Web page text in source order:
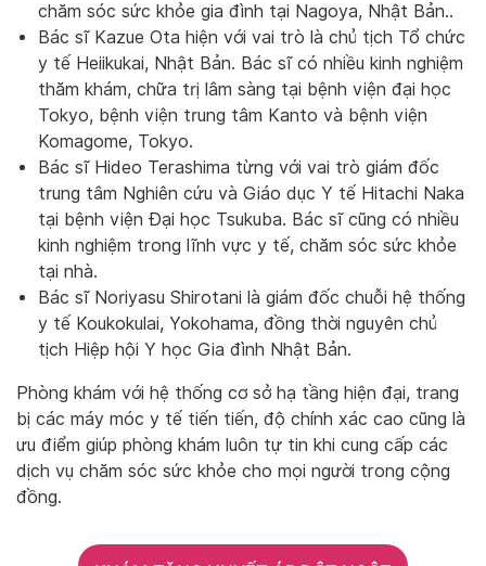
chăm sóc sức khỏe gia đình tại Nagoya, Nhật Bản..
Bác sĩ Kazue Ota hiện với vai trò là chủ tịch Tổ chức
y tế Heiikukai, Nhật Bản. Bác sĩ có nhiều kinh nghiệm
thăm khám, chữa trị lâm sàng tại bệnh viện đại học
Tokyo, bệnh viện trung tâm Kanto và bệnh viện
Komagome, Tokyo.
Bác sĩ Hideo Terashima từng với vai trò giám đốc
trung tâm Nghiên cứu và Giáo dục Y tế Hitachi Naka
tại bệnh viện Đại học Tsukuba. Bác sĩ cũng có nhiều
kinh nghiệm trong lĩnh vực y tế, chăm sóc sức khỏe
tại nhà.
Bác sĩ Noriyasu Shirotani là giám đốc chuỗi hệ thống
y tế Koukokulai, Yokohama, đồng thời nguyên chủ
tịch Hiệp hội Y học Gia đình Nhật Bản.
Phòng khám với hệ thống cơ sở hạ tầng hiện đại, trang
bị các máy móc y tế tiến tiến, độ chính xác cao cũng là
ưu điểm giúp phòng khám luôn tự tin khi cung cấp các
dịch vụ chăm sóc sức khỏe cho mọi người trong cộng
đồng.